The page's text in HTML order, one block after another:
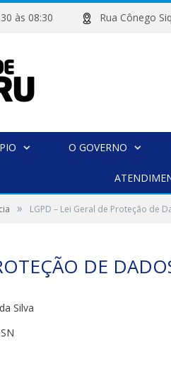
às 08:30 Rua Cônego
O GOVERNO
» LGPD – Lei Geral de Proteção de
DE
Silva